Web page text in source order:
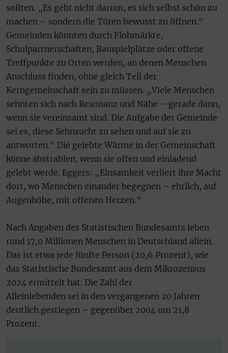
sollten. „Es geht nicht darum, es sich selbst schön zu
machen – sondern die Türen bewusst zu öffnen.“
Gemeinden könnten durch Flohmärkte,
Schulpartnerschaften, Bauspielplätze oder offene
Treffpunkte zu Orten werden, an denen Menschen
Anschluss finden, ohne gleich Teil der
Kerngemeinschaft sein zu müssen. „Viele Menschen
sehnten sich nach Resonanz und Nähe – gerade dann,
wenn sie vereinsamt sind. Die Aufgabe der Gemeinde
sei es, diese Sehnsucht zu sehen und auf sie zu
antworten.“ Die gelebte Wärme in der Gemeinschaft
könne abstrahlen, wenn sie offen und einladend
gelebt werde. Eggers: „Einsamkeit verliert ihre Macht
dort, wo Menschen einander begegnen – ehrlich, auf
Augenhöhe, mit offenen Herzen.“
Nach Angaben des Statistischen Bundesamts leben
rund 17,0 Millionen Menschen in Deutschland allein.
Das ist etwa jede fünfte Person (20,6 Prozent), wie
das Statistische Bundesamt aus dem Mikrozensus
2024 ermittelt hat. Die Zahl der
Alleinlebenden sei in den vergangenen 20 Jahren
deutlich gestiegen – gegenüber 2004 um 21,8
Prozent.